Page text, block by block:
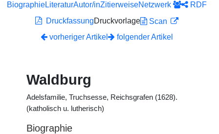
BiographieLiteraturAutor/inZitierweiseNetzwerk
RDF
DruckfassungDruckvorlage
Scan
vorheriger Artikel
folgender Artikel
Waldburg
Adelsfamilie, Truchsesse, Reichsgrafen (1628).
(katholisch u. lutherisch)
Biographie